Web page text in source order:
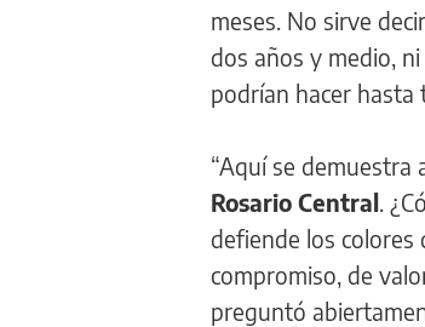
meses. No sirve
dos años y medio,
podrían hacer hasta
“Aquí se demuestra
Rosario Central .
defiende los colores
compromiso, de
preguntó